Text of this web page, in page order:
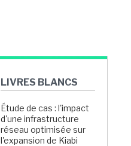
LIVRES BLANCS
Étude de cas : l'impact
d'une infrastructure
réseau optimisée sur
l'expansion de Kiabi